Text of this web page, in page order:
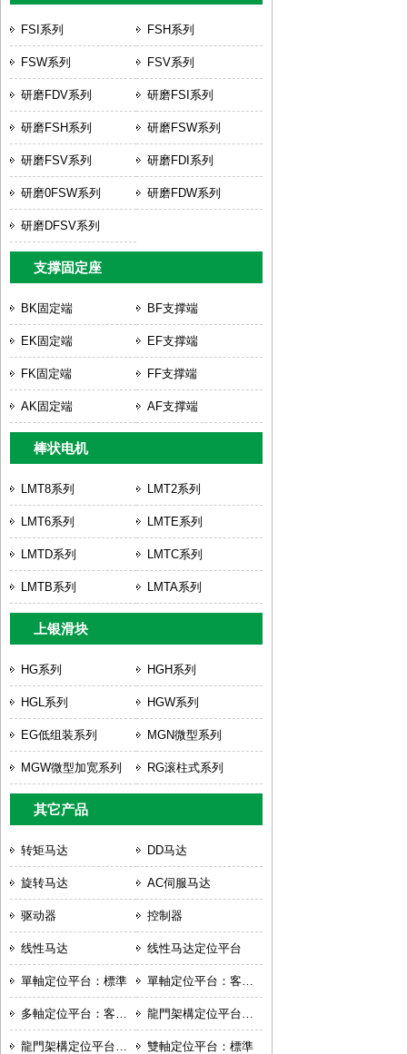
FSI系列 FSH系列
FSW系列 FSV系列
研磨FDV系列 研磨FSI系列
研磨FSH系列 研磨FSW系列
研磨FSV系列 研磨FDI系列
研磨0FSW系列 研磨FDW系列
研磨DFSV系列
支撑固定座
BK固定端 BF支撑端
EK固定端 EF支撑端
FK固定端 FF支撑端
AK固定端 AF支撑端
棒状电机
LMT8系列 LMT2系列
LMT6系列 LMTE系列
LMTD系列 LMTC系列
LMTB系列 LMTA系列
上银滑块
HG系列 HGH系列
HGL系列 HGW系列
EG低组装系列 MGN微型系列
MGW微型加宽系列 RG滚柱式系列
其它产品
转矩马达 DD马达
旋转马达 AC伺服马达
驱动器 控制器
线性马达 线性马达定位平台
單軸定位平台：標準 單軸定位平台：客製化
多軸定位平台：客製化 龍門架構定位平台：標準
龍門架構定位平台：客製化 雙軸定位平台：標準